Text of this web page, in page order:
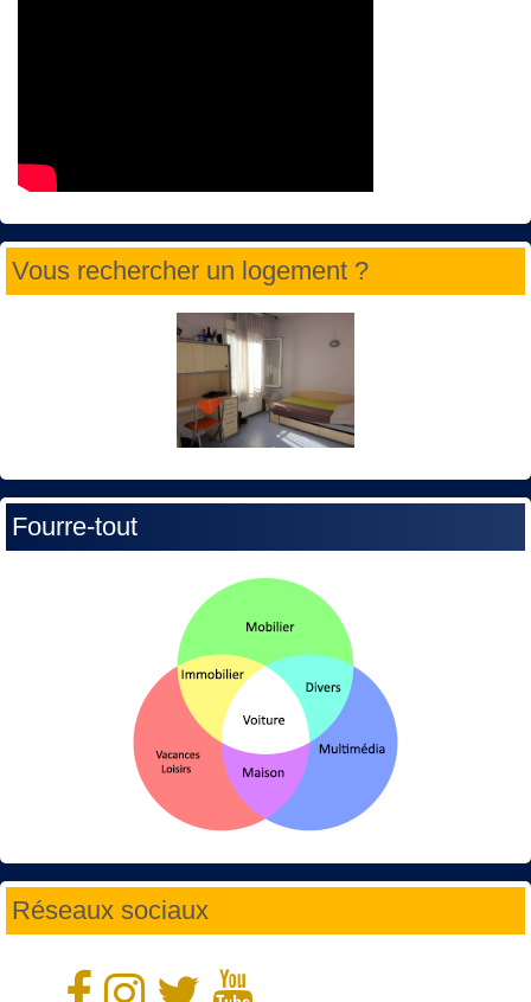
Vous rechercher un logement ?
Fourre-tout
Réseaux sociaux